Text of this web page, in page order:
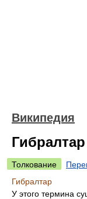
Википедия
Гибралтар
Толкование
Гибралтар
У этого термина